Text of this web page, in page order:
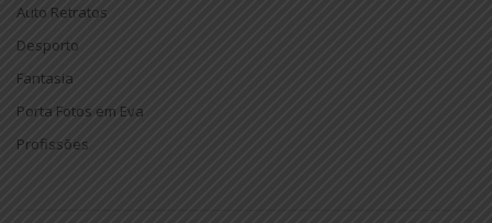
Auto Retratos
Desporto
Fantasia
Porta Fotos em Eva
Profissões